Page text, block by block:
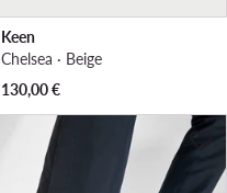
Keen
Chelsea · Beige
130,00€